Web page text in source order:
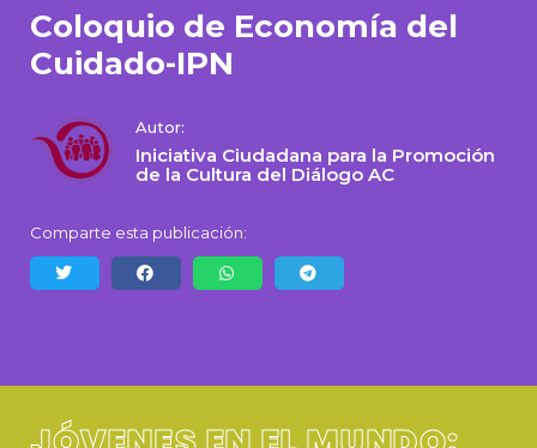
Coloquio de Economía del
Cuidado-IPN
Autor:
Iniciativa Ciudadana para la Promoción
de la Cultura del Diálogo AC
Comparte esta publicación: